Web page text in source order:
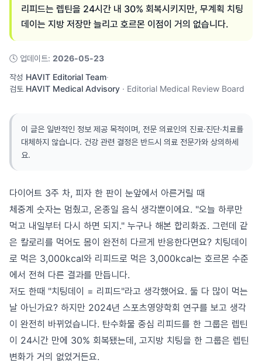
리피드는 렙틴을 24시간 내 30% 회복시키지만, 무계획 치팅
데이는 지방 저장만 늘리고 호르몬 이점이 거의 없습니다.
🕓 업데이트: 2026-05-23
작성 HAVIT Editorial Team·
검토 HAVIT Medical Advisory · Editorial Medical Review Board
이 글은 일반적인 정보 제공 목적이며, 전문 의료인의 진료·진단·치료를
대체하지 않습니다. 건강 관련 결정은 반드시 의료 전문가와 상의하세
요.
다이어트 3주 차, 피자 한 판이 눈앞에서 아른거릴 때
체중계 숫자는 멈췄고, 온종일 음식 생각뿐이에요. "오늘 하루만
먹고 내일부터 다시 하면 되지." 누구나 해본 합리화죠. 그런데 같
은 칼로리를 먹어도 몸이 완전히 다르게 반응한다면요? 치팅데이
로 먹은 3,000kcal와 리피드로 먹은 3,000kcal는 호르몬 수준
에서 전혀 다른 결과를 만듭니다.
저도 한때 "치팅데이 = 리피드"라고 생각했어요. 둘 다 많이 먹는
날 아닌가요? 하지만 2024년 스포츠영양학회 연구를 보고 생각
이 완전히 바뀌었습니다. 탄수화물 중심 리피드를 한 그룹은 렙틴
이 24시간 만에 30% 회복됐는데, 고지방 치팅을 한 그룹은 렙틴
변화가 거의 없었거든요.